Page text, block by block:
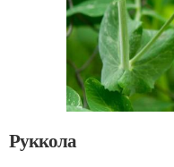
Руккола